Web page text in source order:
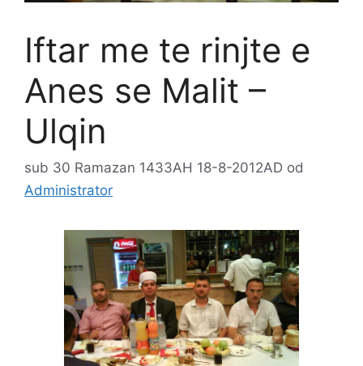
Iftar me te rinjte e
Anes se Malit –
Ulqin
sub 30 Ramazan 1433AH 18-8-2012AD od
Administrator